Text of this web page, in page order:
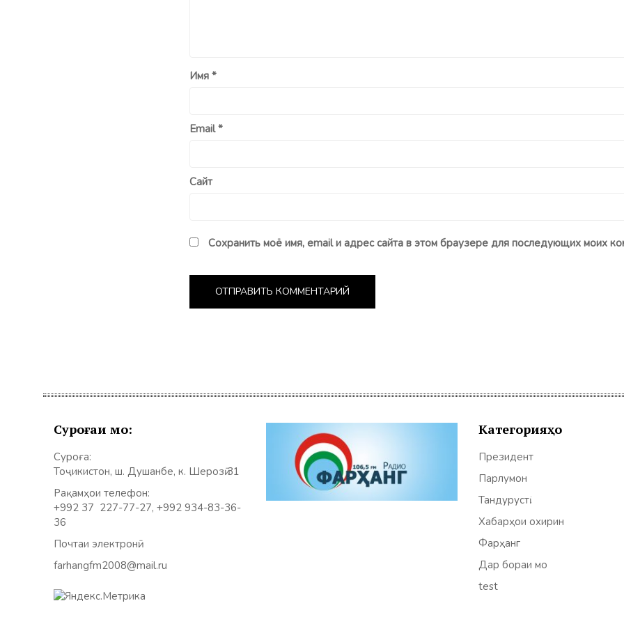
Имя *
Email*
Сайт
Сохранить моё имя, email и адрес сайта в этом браузере для последующих моих
Суроғаи мо:
Суроға:
Тоҷикистон, ш. Душанбе, к. Шерозӣ 31
Рақамҳои телефон:
+992 37 227-77-27, +992 934-83-36-
36
Почтаи электронӣ:
farhangfm2008@mail.ru
Категорияҳо
Президент
Парлумон
Тандурустӣ
Хабарҳои охирин
Фарҳанг
Дар бораи мо
test